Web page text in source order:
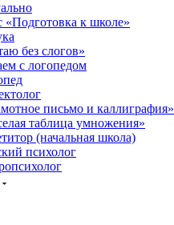
«Подготовка к школе»
без слогов»
с логопедом
письмо и каллиграфия»
таблица умножения»
(начальная школа)
психолог